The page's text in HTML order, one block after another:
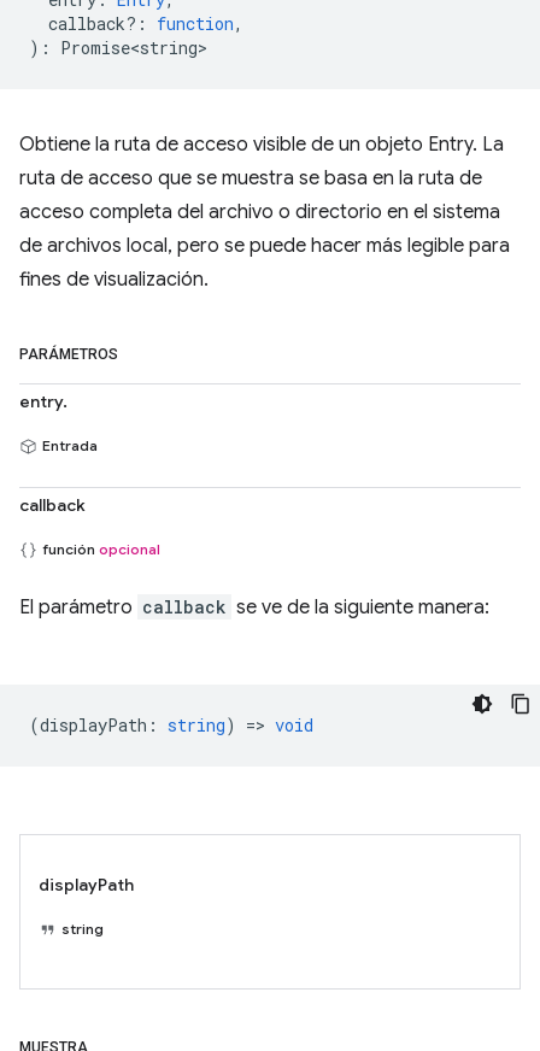
callback? : function,
) : Promise<string>
Obtiene la ruta de acceso visible de un objeto Entry. La
ruta de acceso que se muestra se basa en la ruta de
acceso completa del archivo o directorio en el sistema
de archivos local, pero se puede hacer más legible para
fines de visualización.
PARÁMETROS
entry.
Entrada
callback
función opcional
El parámetro callback se ve de la siguiente manera:
(displayPath : string) => void
displayPath
string
MUESTRA